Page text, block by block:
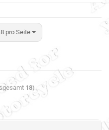
8 pro Seite
18)